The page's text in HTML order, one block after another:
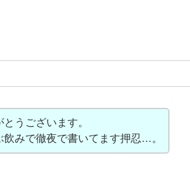
うございます。
飲みで徹夜で書いてます押忍…。